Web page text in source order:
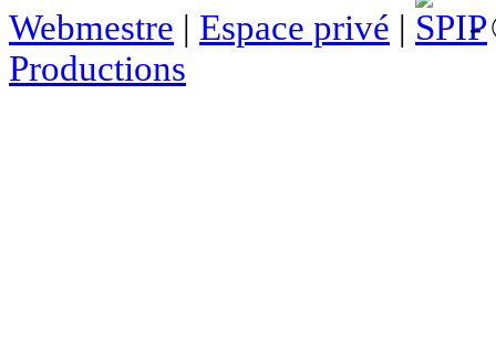
Webmestre | Espace privé |
-
Productions